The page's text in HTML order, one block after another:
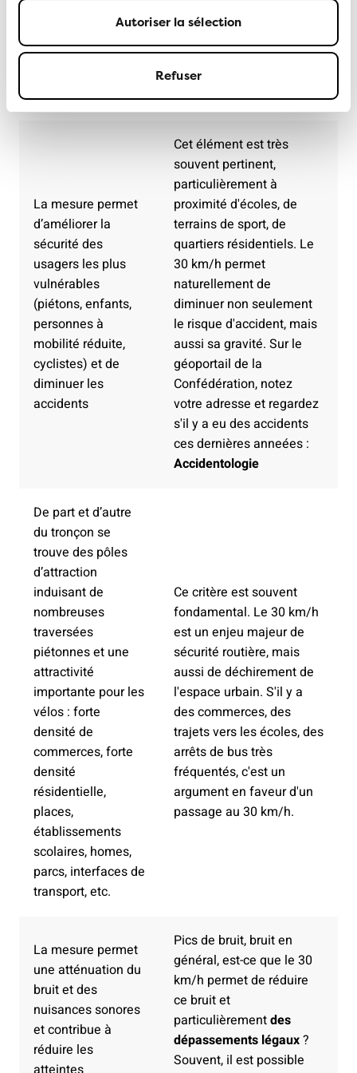
Autoriser la sélection
Refuser
circulation générale dans la zone 30 soit envisageable,
un des critères suivantsdoit impérativement être
respecté.
Critères Commentaire
La mesure permet
d’améliorer la
sécurité des
usagers les plus
vulnérables
(piétons, enfants,
personnes à
mobilité réduite,
cyclistes) et de
diminuer les
accidents
Cet élément est très
souvent pertinent,
particulièrement à
proximité d'écoles, de
terrains de sport, de
quartiers résidentiels. Le
30 km/h permet
naturellement de
diminuer non seulement
le risque d'accident, mais
aussi sa gravité. Sur le
géoportail de la
Confédération, notez
votre adresse et regardez
s'il y a eu des accidents
ces dernières anneées :
Accidentologie
De part et d’autre
du tronçon se
trouve des pôles
d’attraction
induisant de
nombreuses
traversées
piétonnes et une
attractivité
importante pour les
vélos : forte
densité de
commerces, forte
densité
résidentielle,
places,
établissements
scolaires, homes,
parcs, interfaces de
transport, etc.
Ce critère est souvent
fondamental. Le 30 km/h
est un enjeu majeur de
sécurité routière, mais
aussi de déchirement de
l'espace urbain. S'il y a
des commerces, des
trajets vers les écoles, des
arrêts de bus très
fréquentés, c'est un
argument en faveur d'un
passage au 30 km/h.
La mesure permet
une atténuation du
bruit et des
nuisances sonores
et contribue à
réduire les
Pics de bruit, bruit en
général, est-ce que le 30
km/h permet de réduire
ce bruit et
particulièrementdes
dépassements légaux?
Souvent, il est possible